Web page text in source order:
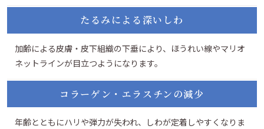
たるみによる深いしわ
加齢による皮膚・皮下組織の下垂により、ほうれい線やマリオ
ネットラインが目立つようになります。
コラーゲン・エラスチンの減少
年齢とともにハリや弾力が失われ、しわが定着しやすくなりま